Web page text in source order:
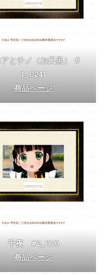
とチノ（お風呂） ＃
1_C241
商品ページ
千夜 #2_C70
商品ページ